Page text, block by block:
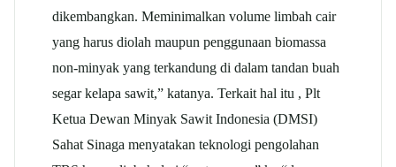
dikembangkan. Meminimalkan volume limbah cair
yang harus diolah maupun penggunaan biomassa
non-minyak yang terkandung di dalam tandan buah
segar kelapa sawit,” katanya. Terkait hal itu , Plt
Ketua Dewan Minyak Sawit Indonesia (DMSI)
Sahat Sinaga menyatakan teknologi pengolahan